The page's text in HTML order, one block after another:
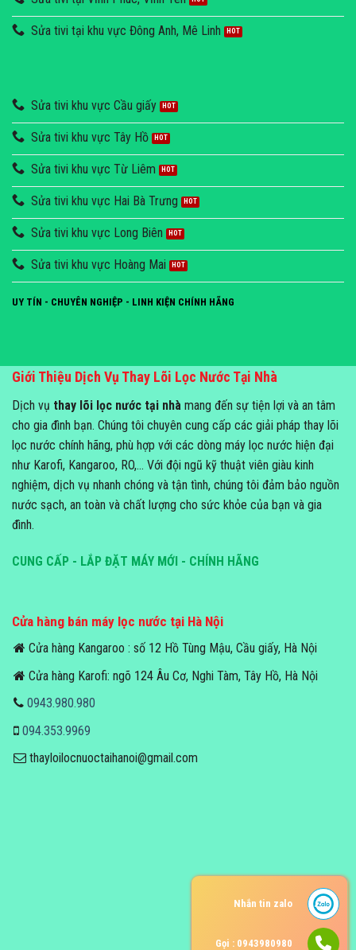
Sửa tivi tại khu vực Đông Anh, Mê Linh
Sửa tivi khu vực Cầu giấy
Sửa tivi khu vực Tây Hồ
Sửa tivi khu vực Từ Liêm
Sửa tivi khu vực Hai Bà Trưng
Sửa tivi khu vực Long Biên
Sửa tivi khu vực Hoàng Mai
UY TÍN - CHUYÊN NGHIỆP - LINH KIỆN CHÍNH HÃNG
Giới Thiệu Dịch Vụ Thay Lõi Lọc Nước Tại Nhà
Dịch vụ thay lõi lọc nước tại nhà mang đến sự tiện lợi và an tâm
cho gia đình bạn. Chúng tôi chuyên cung cấp các giải pháp thay lõi
lọc nước chính hãng, phù hợp với các dòng máy lọc nước hiện đại
như Karofi, Kangaroo, RO,... Với đội ngũ kỹ thuật viên giàu kinh
nghiệm, dịch vụ nhanh chóng và tận tình, chúng tôi đảm bảo nguồn
nước sạch, an toàn và chất lượng cho sức khỏe của bạn và gia
đình.
CUNG CẤP - LẮP ĐẶT MÁY MỚI - CHÍNH HÃNG
Cửa hàng bán máy lọc nước tại Hà Nội
Cửa hàng Kangaroo : số 12 Hồ Tùng Mậu, Cầu giấy, Hà Nội
Cửa hàng Karofi: ngõ 124 Âu Cơ, Nghi Tàm, Tây Hồ, Hà Nội
0943.980.980
094.353.9969
thayloilocnuoctaihanoi@gmail.com
Nhắn tin zalo
Gọi : 0943980980